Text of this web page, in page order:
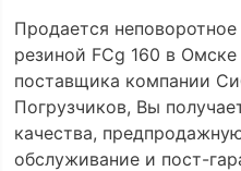
Продается
резиной FCg 160 в
поставщика компании
Погрузчиков, Вы
качества,
обслуживание и пост-